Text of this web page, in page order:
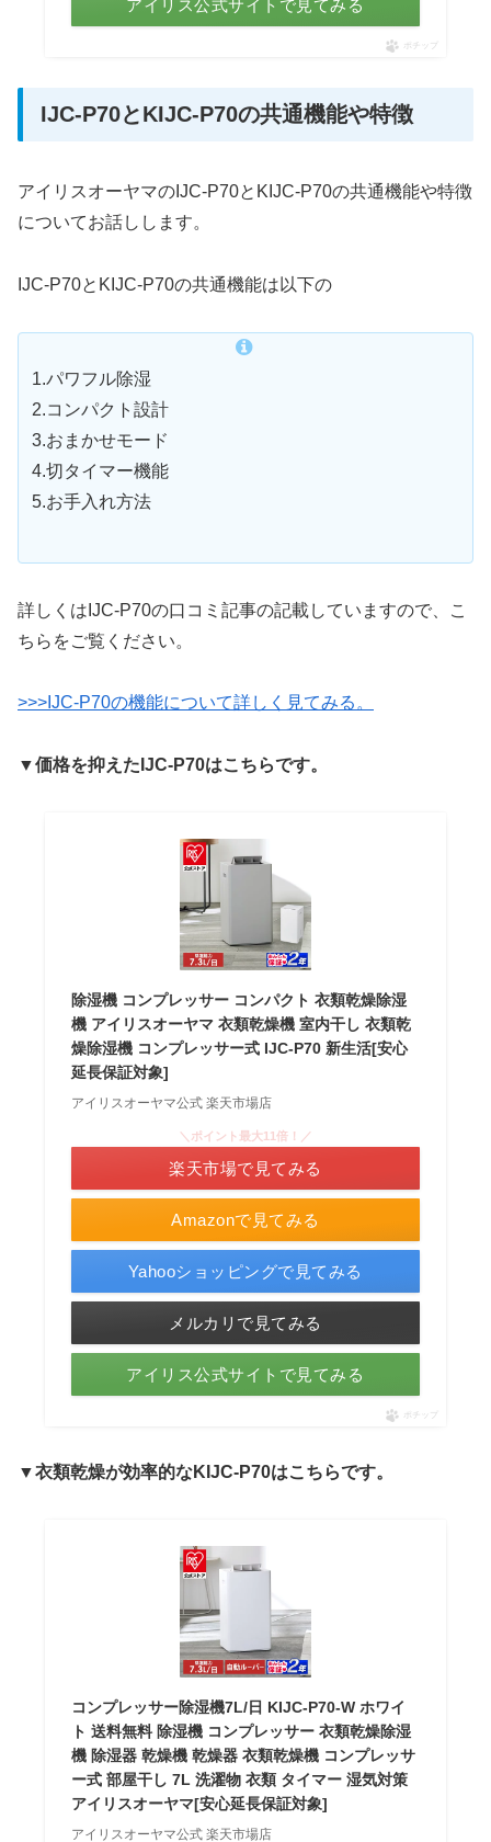
アイリス公式サイトで見てみる
ポチップ
IJC-P70とKIJC-P70の共通機能や特徴
アイリスオーヤマのIJC-P70とKIJC-P70の共通機能や特徴
についてお話しします。
IJC-P70とKIJC-P70の共通機能は以下の
1.パワフル除湿
2.コンパクト設計
3.おまかせモード
4.切タイマー機能
5.お手入れ方法
詳しくはIJC-P70の口コミ記事の記載していますので、こ
ちらをご覧ください。
>>>IJC-P70の機能について詳しく見てみる。
▼価格を抑えたIJC-P70はこちらです。
除湿機 コンプレッサー コンパクト 衣類乾燥除湿
機 アイリスオーヤマ 衣類乾燥機 室内干し 衣類乾
燥除湿機 コンプレッサー式 IJC-P70 新生活[安心
延長保証対象]
アイリスオーヤマ公式 楽天市場店
Amazonで見てみる
＼ポイント最大11倍！／
楽天市場で見てみる
Yahooショッピングで見てみる
メルカリで見てみる
アイリス公式サイトで見てみる
ポチップ
▼衣類乾燥が効率的なKIJC-P70はこちらです。
コンプレッサー除湿機7L/日 KIJC-P70-W ホワイ
ト 送料無料 除湿機 コンプレッサー 衣類乾燥除湿
機 除湿器 乾燥機 乾燥器 衣類乾燥機 コンプレッサ
ー式 部屋干し 7L 洗濯物 衣類 タイマー 湿気対策
アイリスオーヤマ[安心延長保証対象]
アイリスオーヤマ公式 楽天市場店